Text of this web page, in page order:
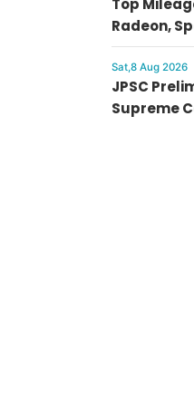
Top
Radeon,
जानिए कौन
Sat,8 Aug 2026
JPSC
Supreme